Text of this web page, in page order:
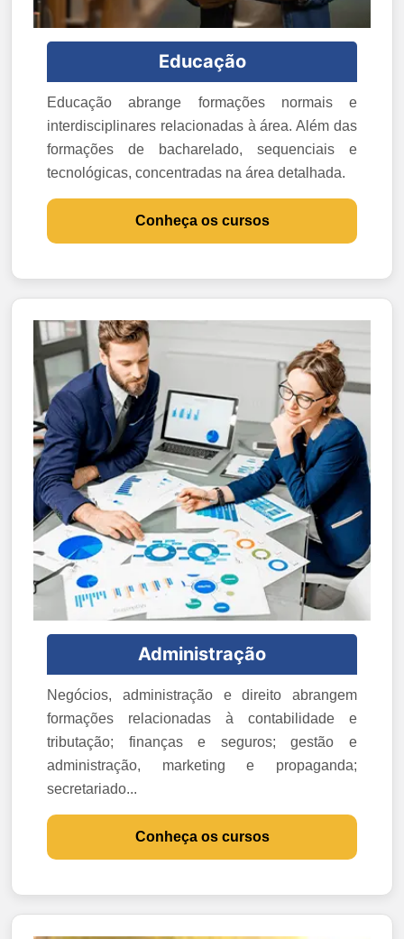
Educação
Educação abrange formações normais e
interdisciplinares relacionadas à área. Além das
formações de bacharelado, sequenciais e
tecnológicas, concentradas na área detalhada.
Conheça os cursos
Administração
Negócios, administração e direito abrangem
formações relacionadas à contabilidade e
tributação; finanças e seguros; gestão e
administração, marketing e propaganda;
secretariado...
Conheça os cursos